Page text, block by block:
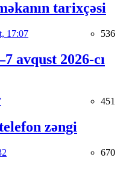
tarixçəsi
17:07 536
avqust 2026-cı
451
zəngi
670